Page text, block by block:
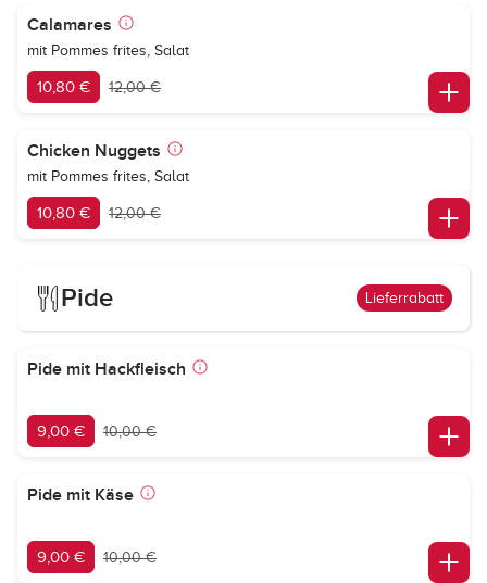
Calamares
mit Pommes frites, Salat
10,80 € 12,00 €
Chicken Nuggets
mit Pommes frites, Salat
10,80 € 12,00 €
Pide Lieferrabatt
Pide mit Hackfleisch
9,00 € 10,00 €
Pide mit Käse
9,00 € 10,00 €